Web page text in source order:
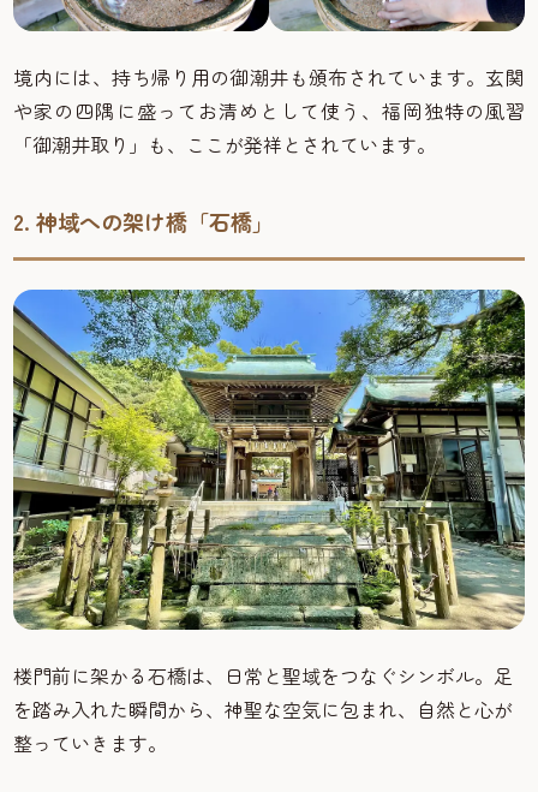
境内には、持ち帰り用の御潮井も頒布されています。玄関
や家の四隅に盛ってお清めとして使う、福岡独特の風習
「御潮井取り」も、ここが発祥とされています。
2. 神域への架け橋「石橋」
楼門前に架かる石橋は、日常と聖域をつなぐシンボル。足
を踏み入れた瞬間から、神聖な空気に包まれ、自然と心が
整っていきます。